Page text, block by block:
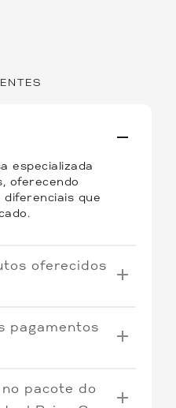
especializada
oferecendo
que
oferecidos
convivência e
pagamentos
Os
pacote do